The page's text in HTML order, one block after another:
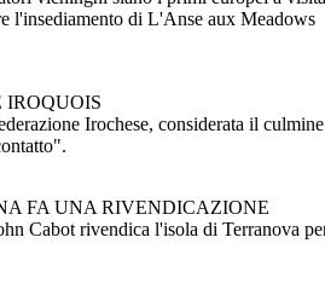
francese e indiana)
Provincia del Quebece
annesse alla
l'insediamento di L'Anse aux Meadows
IROQUOIS
Irochese, considerata il
FA UNA RIVENDICAZIONE
Cabot rivendica l'isola di Terranova